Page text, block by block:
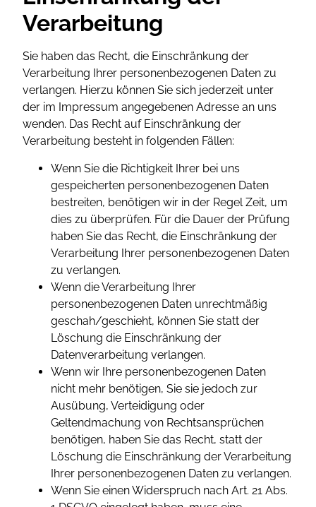
Verarbeitung
Sie haben das Recht, die Einschränkung der
Verarbeitung Ihrer personenbezogenen Daten zu
verlangen. Hierzu können Sie sich jederzeit unter
der im Impressum angegebenen Adresse an uns
wenden. Das Recht auf Einschränkung der
Verarbeitung besteht in folgenden Fällen:
Wenn Sie die Richtigkeit Ihrer bei uns
gespeicherten personenbezogenen Daten
bestreiten, benötigen wir in der Regel Zeit, um
dies zu überprüfen. Für die Dauer der Prüfung
haben Sie das Recht, die Einschränkung der
Verarbeitung Ihrer personenbezogenen Daten
zu verlangen.
Wenn die Verarbeitung Ihrer
personenbezogenen Daten unrechtmäßig
geschah/geschieht, können Sie statt der
Löschung die Einschränkung der
Datenverarbeitung verlangen.
Wenn wir Ihre personenbezogenen Daten
nicht mehr benötigen, Sie sie jedoch zur
Ausübung, Verteidigung oder
Geltendmachung von Rechtsansprüchen
benötigen, haben Sie das Recht, statt der
Löschung die Einschränkung der Verarbeitung
Ihrer personenbezogenen Daten zu verlangen.
Wenn Sie einen Widerspruch nach Art. 21 Abs.